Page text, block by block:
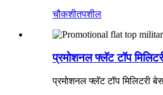
चौकशीतपशील
प्रमोशनल फ्लॅट टॉप
प्रमोशनल फ्लॅट टॉप मिलिटरी